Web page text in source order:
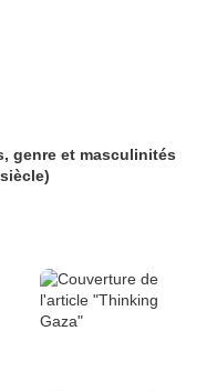
genre et masculinités